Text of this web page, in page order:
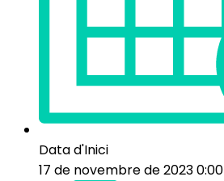
Data d'Inici
17 de novembre de 2023 0:00